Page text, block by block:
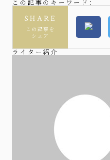
この記事のキーワード：
SHARE
この記事を
シェア
ライター紹介